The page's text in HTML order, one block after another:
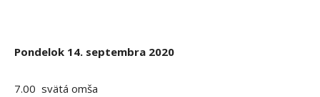
Pondelok 14. septembra 2020
7.00 svätá omša